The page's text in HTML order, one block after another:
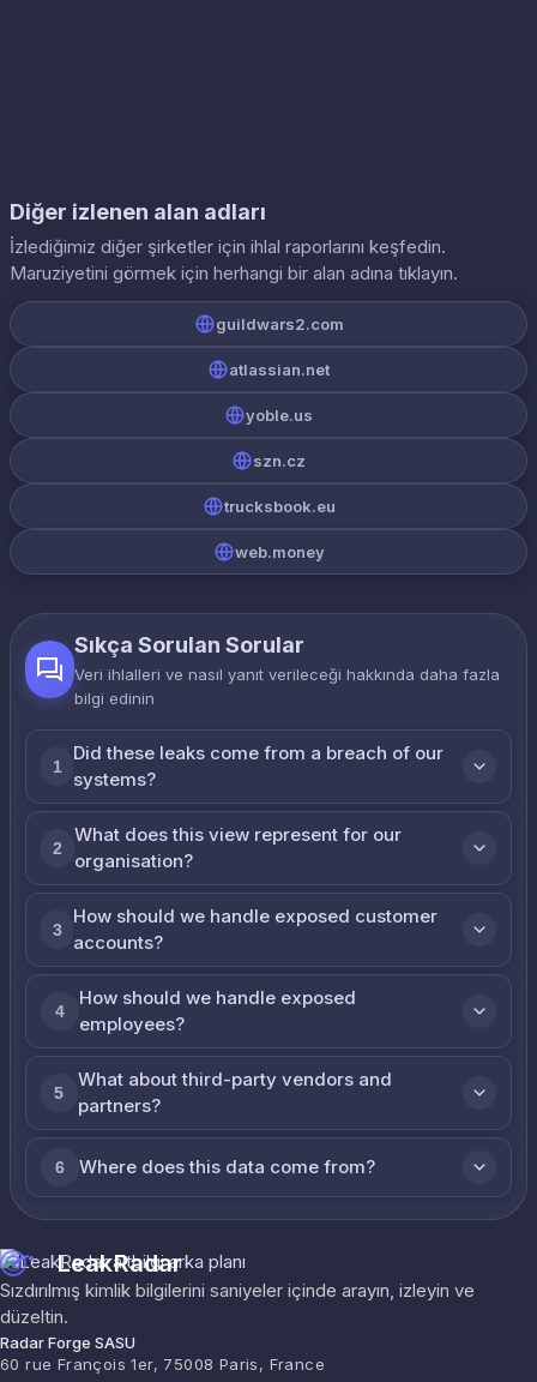
Diğer izlenen alan adları
İzlediğimiz diğer şirketler için ihlal raporlarını keşfedin.
Maruziyetini görmek için herhangi bir alan adına tıklayın.
guildwars2.com
atlassian.net
yoble.us
szn.cz
trucksbook.eu
web.money
Sıkça Sorulan Sorular
Veri ihlalleri ve nasıl yanıt verileceği hakkında daha fazla
bilgi edinin
1
Did these leaks come from a breach of our
systems?
2
What does this view represent for our
organisation?
3
How should we handle exposed customer
accounts?
4
How should we handle exposed
employees?
5
What about third-party vendors and
partners?
6 Where does this data come from?
LeakRadar
Sızdırılmış kimlik bilgilerini saniyeler içinde arayın, izleyin ve
düzeltin.
Radar Forge SASU
60 rue François 1er, 75008 Paris, France